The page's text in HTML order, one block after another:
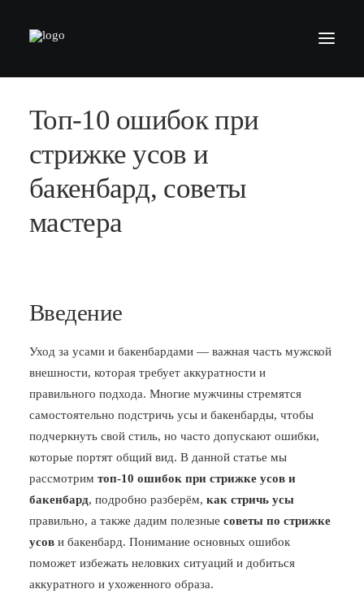
БАРБЕРШОПЫ
СЕРТИФИКАТЫ
КОСМЕТИКА
КОНТАКТЫ
МОДЕЛЯМ
ФРАНШИЗА
БЛОГ
ПОЖАЛОВАТЬСЯ
Топ-10 ошибок при
стрижке усов и
бакенбард, советы
мастера
Введение
Уход за усами и бакенбардами — важная часть мужской
внешности, которая требует аккуратности и
правильного подхода. Многие мужчины стремятся
самостоятельно подстричь усы и бакенбарды, чтобы
подчеркнуть свой стиль, но часто допускают ошибки,
которые портят общий вид. В данной статье мы
рассмотрим топ‑10 ошибок при стрижке усов и
бакенбард, подробно разберём, как стричь усы
правильно, а также дадим полезные советы по стрижке
усов и бакенбард. Понимание основных ошибок
поможет избежать неловких ситуаций и добиться
аккуратного и ухоженного образа.